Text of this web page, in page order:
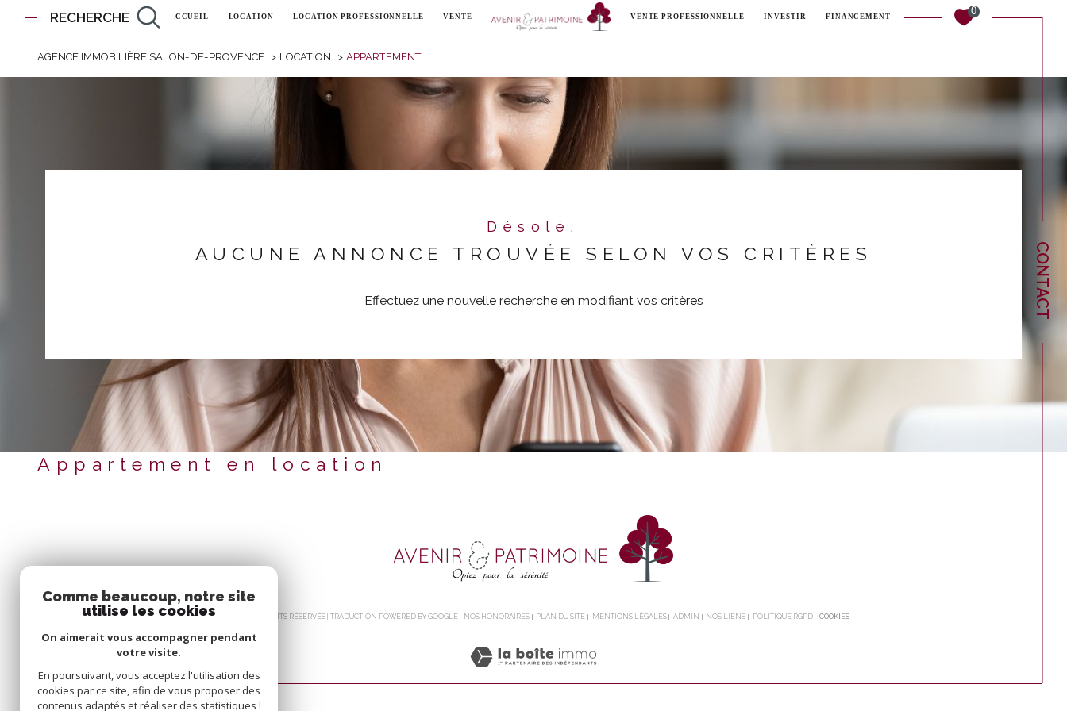
ACCUEIL LOCATION LOCATION PROFESSIONNELLE VENTE VENTE PROFESSIONNELLE INVESTIR FINANCEMENT
RECHERCHE 0
CONTACT
Acheter
de l'ancien
de l'immo pro
à l'année
à l'année
de l'immo pro
Estimer
LOYER
Voir les0annonces
Réinitialiser les filtres
AGENCE IMMOBILIÈRE SALON-DE-PROVENCE LOCATION APPARTEMENT
Désolé,
AUCUNE ANNONCE TROUVÉE SELON VOS CRITÈRES
Effectuez une nouvelle recherche en modifiant vos critères
Appartement en location
© 2026 | TOUS DROITS RÉSERVÉS | TRADUCTION POWERED BY GOOGLE | NOS HONORAIRES PLAN DU SITE MENTIONS LÉGALES ADMIN NOS LIENS POLITIQUE RGPD COOKIES
Comme beaucoup, notre site
utilise les cookies
On aimerait vous accompagner pendant
votre visite.
En poursuivant, vous acceptez l'utilisation des
cookies par ce site, afin de vous proposer des
contenus adaptés et réaliser des statistiques !